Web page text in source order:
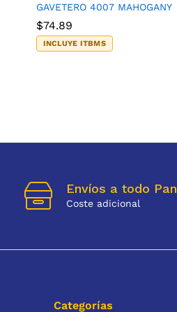
GAVETERO 4007 MAHOGANY
$74.89
INCLUYE ITBMS
Envíos a todo
Coste adicional
Categorías